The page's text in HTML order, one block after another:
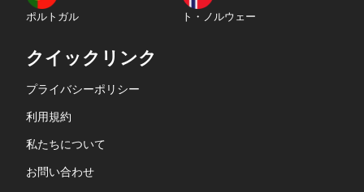
ポルトガル ト・ノルウェー
クイックリンク
プライバシーポリシー
利用規約
私たちについて
お問い合わせ